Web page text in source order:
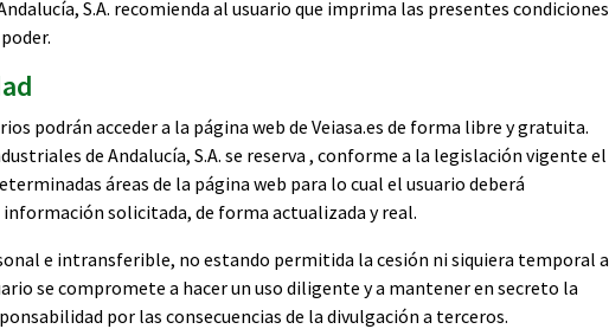
S.A. recomienda al usuario que imprima las presentes condiciones
podrán acceder a la página web de Veiasa.es de forma libre y gratuita.
de Andalucía, S.A. se reserva , conforme a la legislación vigente el
áreas de la página web para lo cual el usuario deberá
solicitada, de forma actualizada y real.
e intransferible, no estando permitida la cesión ni siquiera temporal a
se compromete a hacer un uso diligente y a mantener en secreto la
por las consecuencias de la divulgación a terceros.